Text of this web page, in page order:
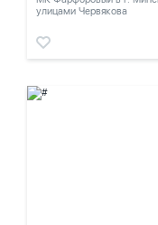
улицами Червякова